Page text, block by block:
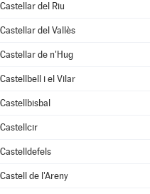
Castellar del Riu
Castellar del Vallès
Castellar de n'Hug
Castellbell i el Vilar
Castellbisbal
Castellcir
Castelldefels
Castell de l'Areny